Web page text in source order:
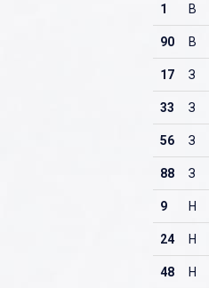
1 В
90 В
17 З
33 З
56 З
88 З
9 Н
24 Н
48 Н